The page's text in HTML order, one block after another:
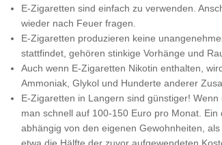
E-Zigaretten sind einfach zu verwenden.
wieder nach Feuer fragen.
E-Zigaretten produzieren keine
stattfindet, gehören stinkige Vorhänge und
Auch wenn E-Zigaretten Nikotin enthalten,
Ammoniak, Glykol und Hunderte anderer
E-Zigaretten in Langern sind günstiger!
man schnell auf 100-150 Euro pro Monat.
abhängig von den eigenen Gewohnheiten,